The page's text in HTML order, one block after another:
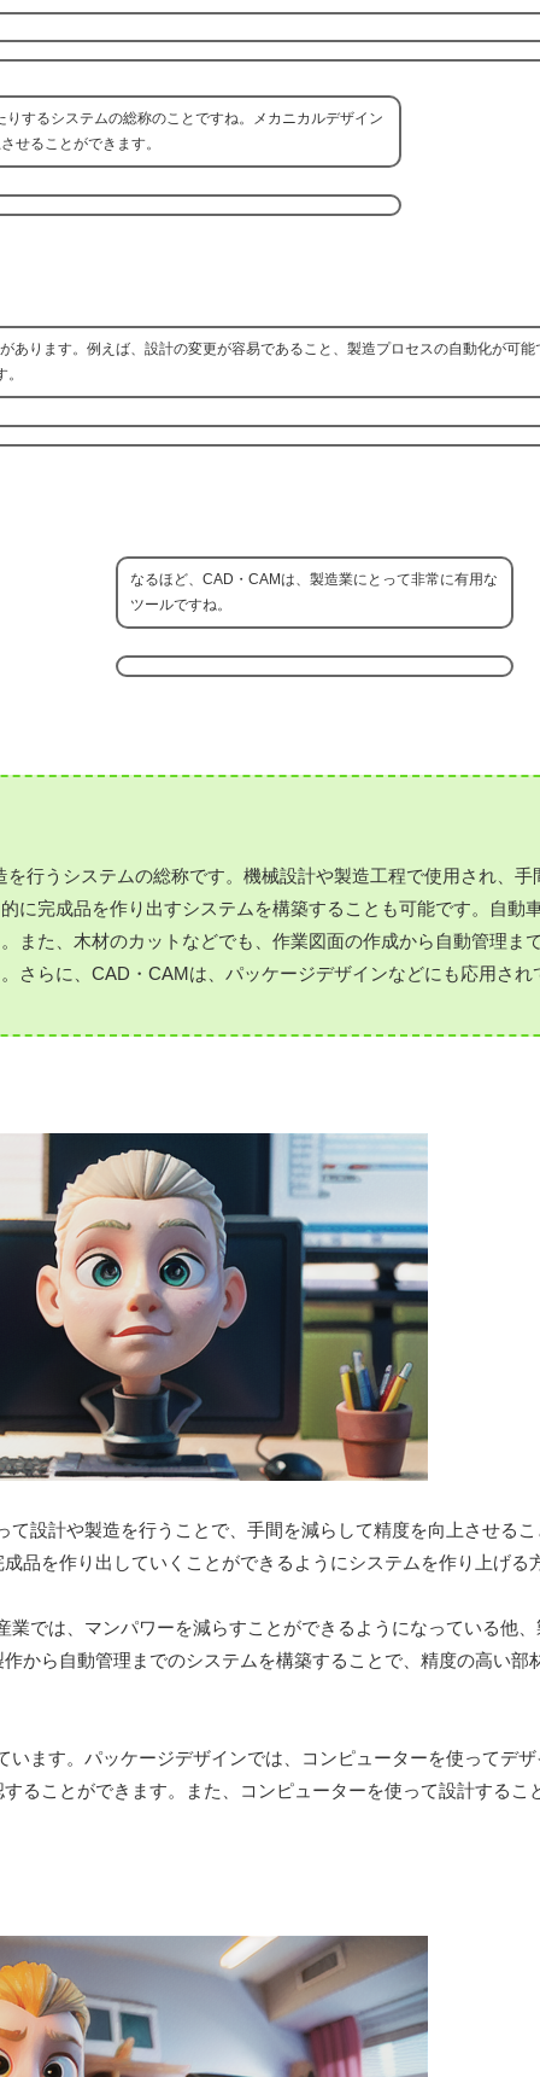
するシステムの総称のことですね。メカニカルデザイン
せることができます。
あります。例えば、設計の変更が容易であること、製造プロセスの自動化が可
なるほど、CAD・CAMは、製造業にとって非常に有用な
ツールですね。
行うシステムの総称です。機械設計や製造工程で使用され、手
に完成品を作り出すシステムを構築することも可能です。自動
また、木材のカットなどでも、作業図面の作成から自動管理ま
さらに、CAD・CAMは、パッケージデザインなどにも応用され
て設計や製造を行うことで、手間を減らして精度を向上させる
品を作り出していくことができるようにシステムを作り上げる
業では、マンパワーを減らすことができるようになっている他
から自動管理までのシステムを構築することで、精度の高い部
います。パッケージデザインでは、コンピューターを使ってデ
ることができます。また、コンピューターを使って設計するこ